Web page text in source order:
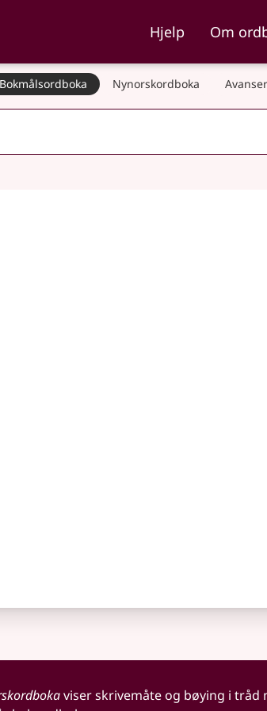
Hjelp Om
Bokmålsordboka Nynorskordboka
viser skrivemåte og bøying i tråd